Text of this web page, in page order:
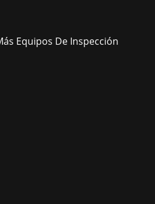
Equipos De Inspección